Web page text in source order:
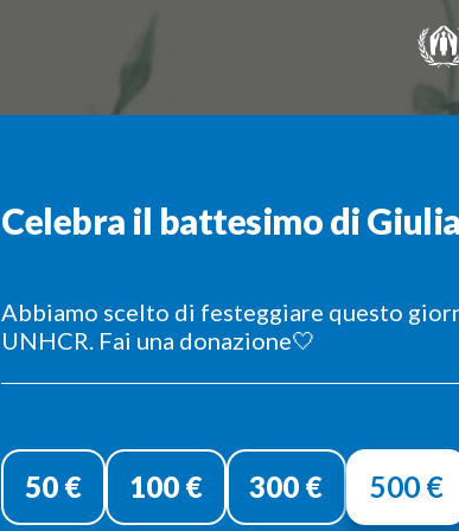
Celebra il battesimo di
Abbiamo scelto di festeggiare questo
UNHCR. Fai una donazione🤍
Donazione
singola
50 € 100 € 300 € 500 €